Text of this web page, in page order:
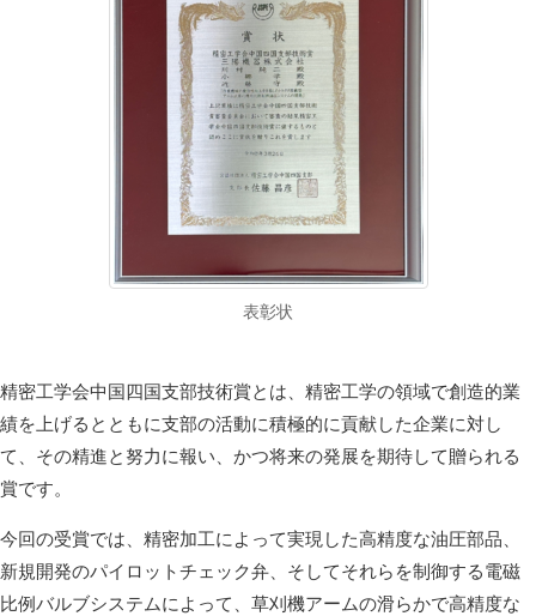
表彰状
精密工学会中国四国支部技術賞とは、精密工学の領域で創造的業
績を上げるとともに支部の活動に積極的に貢献した企業に対し
て、その精進と努力に報い、かつ将来の発展を期待して贈られる
賞です。
今回の受賞では、精密加工によって実現した高精度な油圧部品、
新規開発のパイロットチェック弁、そしてそれらを制御する電磁
比例バルブシステムによって、草刈機アームの滑らかで高精度な